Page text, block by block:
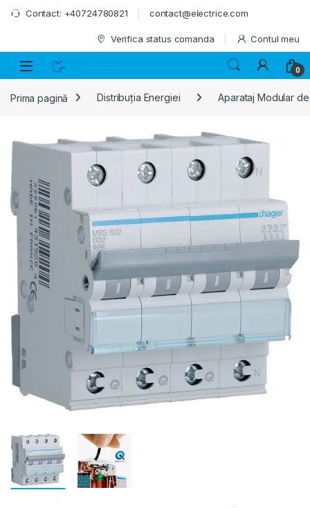
Skip to navigation
Skip to content
Contact: +40724780821 contact@electrice.com
Verifica status comanda Contul meu
0
Prima pagină Distribuția Energiei Aparataj Modular